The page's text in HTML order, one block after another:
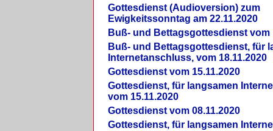
Gottesdienst (Audioversion) zum
Ewigkeitssonntag am 22.11.2020
Buß- und Bettagsgottesdienst vom
Buß- und Bettagsgottesdienst, für
Internetanschluss, vom 18.11.2020
Gottesdienst vom 15.11.2020
Gottesdienst, für langsamen
vom 15.11.2020
Gottesdienst vom 08.11.2020
Gottesdienst, für langsamen